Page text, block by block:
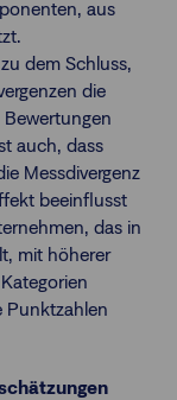
aus
dem Schluss,
die
auch, dass
Messdivergenz
beeinflusst
das in
mit höherer
Punktzahlen